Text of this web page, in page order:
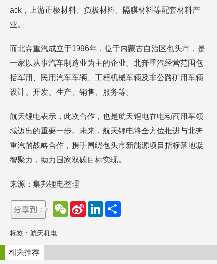
ack，上游正极材料、负极材料、隔膜材料等配套材料产
业。
而北奔重汽成立于1996年，位于内蒙古自治区包头市，是
一家以从事汽车制造业为主的企业。北奔重汽经营范围包
括军用、民用汽车车辆、工程机械车辆及非公路矿用车辆
设计、开发、生产、销售、服务等。
航天锂电表示，此次合作，也是航天锂电在电动商用车领
域迈出的重要一步。未来，航天锂电将全方位推进与北奔
重汽的战略合作，携手围绕包头市新能源项目指标落地凝
智聚力，助力国家双碳目标实现。
来源：集邦锂电整理
W
e
t
S
e
b
L
d
n
标签： 航天机电
相关推荐